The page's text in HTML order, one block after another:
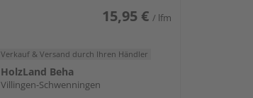
15,95 € / lfm
Verkauf & Versand durch Ihren Händler
HolzLand Beha
Villingen-Schwenningen